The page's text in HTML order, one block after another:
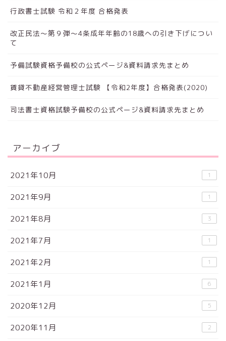
行政書士試験 令和２年度 合格発表
改正民法～第９弾～4条成年年齢の18歳への引き下げについ
て
予備試験資格予備校の公式ページ&資料請求先まとめ
賃貸不動産経営管理士試験 【令和2年度】合格発表(2020)
司法書士資格試験予備校の公式ページ&資料請求先まとめ
アーカイブ
2021年10月 1
2021年9月 1
2021年8月 3
2021年7月 1
2021年2月 1
2021年1月 6
2020年12月 5
2020年11月 2